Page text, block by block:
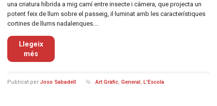
una criatura híbrida a mig camí entre insecte i càmera, que projecta un
potent feix de llum sobre el passeig, il·luminat amb les característiques
cortines de llums nadalenques.…
Llegeix
més
Publicat per Joso Sabadell Art Gràfic, General, L'Escola